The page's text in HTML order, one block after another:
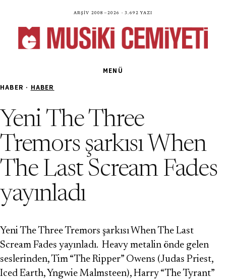
Arşiv 2008—2026 · 3.692 yazı
MENÜ
HABER · HABER
Yeni The Three
Tremors şarkısı When
The Last Scream Fades
yayınladı
Yeni The Three Tremors şarkısı When The Last
Scream Fades yayınladı. Heavy metalin önde gelen
seslerinden, Tim “The Ripper” Owens (Judas Priest,
Iced Earth, Yngwie Malmsteen), Harry “The Tyrant”